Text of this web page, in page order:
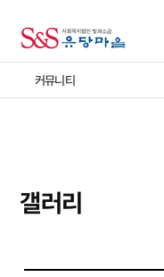
커뮤니티
갤러리